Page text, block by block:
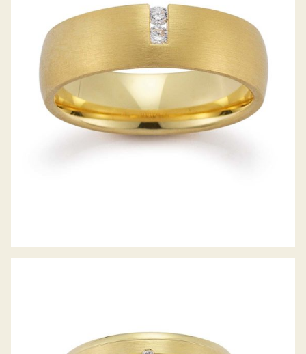
GERSTNER TRAURINGE
GERSTNER TRAURINGE